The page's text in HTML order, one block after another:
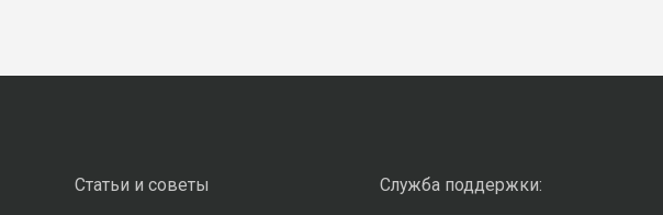
Статьи и советы Служба поддержки: